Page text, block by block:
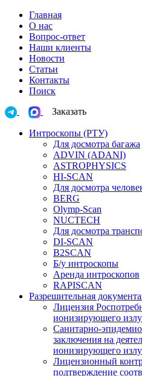
Главная
О нас
Вопрос-ответ
Наши клиенты
Новости
Статьи
Контакты
Поиск
Заказать
Интроскопы (РТУ)
Для досмотра багажа
ADVIN (ADANI)
ASTROPHYSICS
HI-SCAN
Для досмотра
BERG
Olymp-Scan
NUCTECH
Для досмотра
DI-SCAN
B2SCAN
Б/у интроскопы
Аренда интроскопов
RAPISCAN
Разрешительная
Лицензия
ионизирующего
Санитарно-
заключения на
ионизирующего
Лицензионный
подтверждение